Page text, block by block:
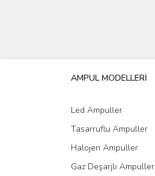
AMPUL MODELLERİ
Led Ampuller
Tasarruflu Ampuller
Halojen Ampuller
Gaz Deşarjlı Ampuller